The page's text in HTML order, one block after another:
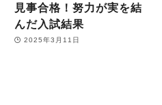
見事合格！努力が実を結
んだ入試結果
2025年3月11日